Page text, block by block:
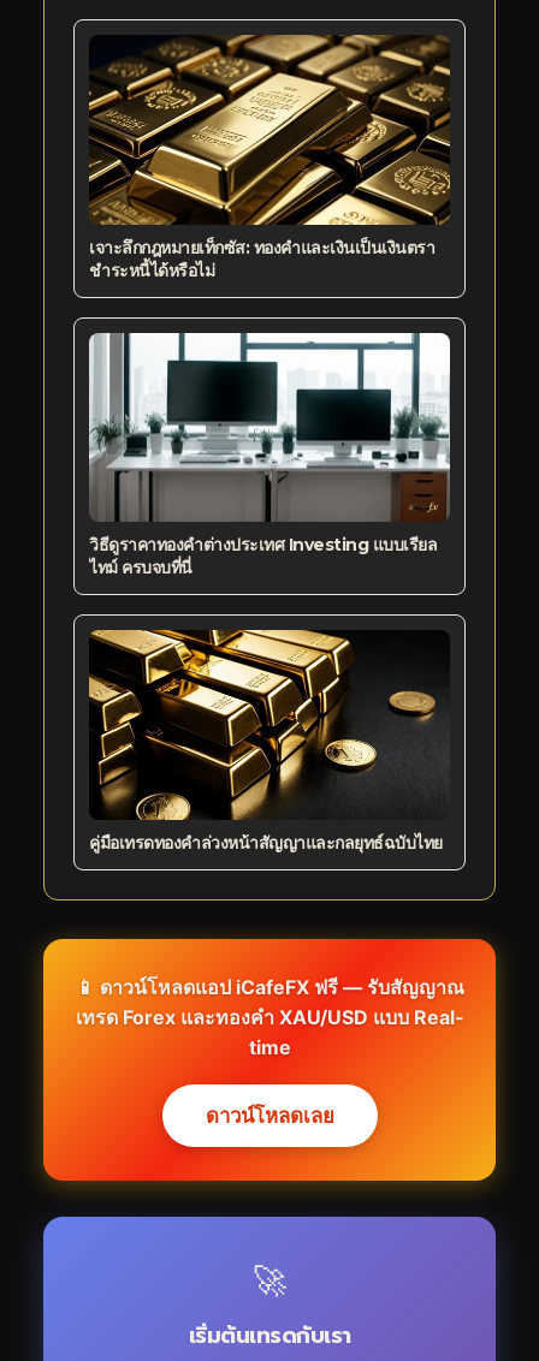
เจาะลึกกฎหมายเท็กซัส: ทองคำและเงินเป็นเงินตรา
ชำระหนี้ได้หรือไม่
วิธีดูราคาทองคำต่างประเทศ Investing แบบเรียล
ไทม์ ครบจบที่นี่
คู่มือเทรดทองคำล่วงหน้าสัญญาและกลยุทธ์ฉบับไทย
📱 ดาวน์โหลดแอป iCafeFX ฟรี — รับสัญญาณ
เทรด Forex และทองคำ XAU/USD แบบ Real-
time
ดาวน์โหลดเลย
🚀
เริ่มต้นเทรดกับเรา